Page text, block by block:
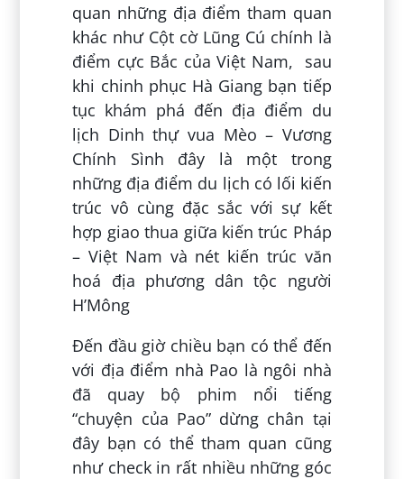
quan những địa điểm tham quan
khác như Cột cờ Lũng Cú chính là
điểm cực Bắc của Việt Nam, sau
khi chinh phục Hà Giang bạn tiếp
tục khám phá đến địa điểm du
lịch Dinh thự vua Mèo – Vương
Chính Sình đây là một trong
những địa điểm du lịch có lối kiến
trúc vô cùng đặc sắc với sự kết
hợp giao thua giữa kiến trúc Pháp
– Việt Nam và nét kiến trúc văn
hoá địa phương dân tộc người
H’Mông
Đến đầu giờ chiều bạn có thể đến
với địa điểm nhà Pao là ngôi nhà
đã quay bộ phim nổi tiếng
“chuyện của Pao” dừng chân tại
đây bạn có thể tham quan cũng
như check in rất nhiều những góc